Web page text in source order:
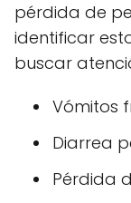
pérdida de
identificar
buscar
Vómitos
Diarrea
Pérdida